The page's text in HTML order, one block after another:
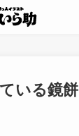
いる鏡餅